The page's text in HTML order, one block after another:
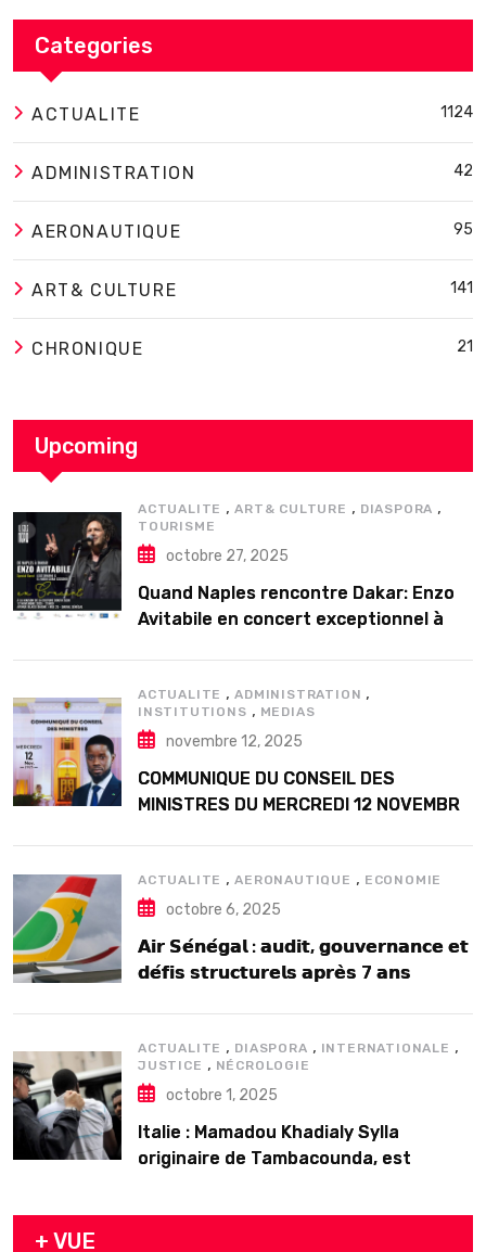
Categories
ACTUALITE 1124
ADMINISTRATION 42
AERONAUTIQUE 95
ART& CULTURE 141
CHRONIQUE 21
Upcoming
ACTUALITE ,ART& CULTURE , DIASPORA ,
TOURISME
octobre 27, 2025
Quand Naples rencontre Dakar: Enzo
Avitabile en concert exceptionnel à
ACTUALITE ,ADMINISTRATION ,
INSTITUTIONS , MEDIAS
novembre 12, 2025
COMMUNIQUE DU CONSEIL DES
MINISTRES DU MERCREDI 12 NOVEMBRE
ACTUALITE ,AERONAUTIQUE , ECONOMIE
octobre 6, 2025
𝗔𝗶𝗿 𝗦𝗲́𝗻𝗲́𝗴𝗮𝗹 : 𝗮𝘂𝗱𝗶𝘁, 𝗴𝗼𝘂𝘃𝗲𝗿𝗻𝗮𝗻𝗰𝗲 𝗲𝘁
𝗱𝗲́𝗳𝗶𝘀 𝘀𝘁𝗿𝘂𝗰𝘁𝘂𝗿𝗲𝗹𝘀 𝗮𝗽𝗿𝗲̀𝘀 7 𝗮𝗻𝘀
ACTUALITE , DIASPORA , INTERNATIONALE ,
JUSTICE , NÉCROLOGIE
octobre 1, 2025
Italie : Mamadou Khadialy Sylla
originaire de Tambacounda, est
arrestation
+ VUE